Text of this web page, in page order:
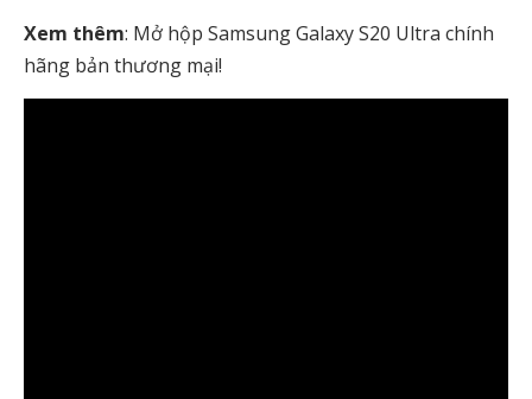
Xem thêm: Mở hộp Samsung Galaxy S20 Ultra chính
hãng bản thương mại!